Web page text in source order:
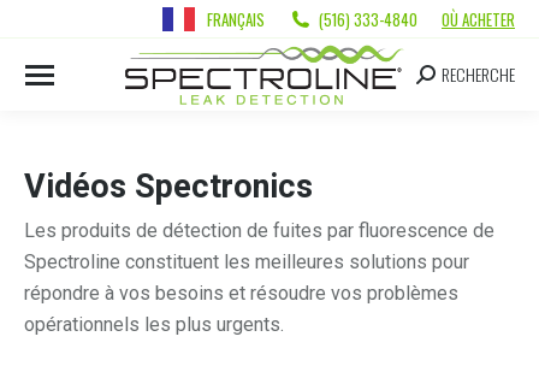
FRANÇAIS (516) 333-4840 OÙ ACHETER
RECHERCHE
Vidéos Spectronics
Les produits de détection de fuites par fluorescence de
Spectroline constituent les meilleures solutions pour
répondre à vos besoins et résoudre vos problèmes
opérationnels les plus urgents.